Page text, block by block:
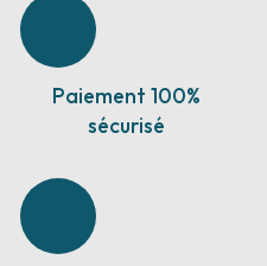
Paiement 100%
sécurisé